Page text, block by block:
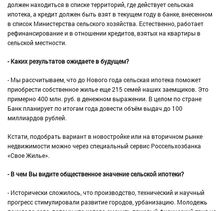
должен находиться в списке территорий, где действует сельская
ипотека, а кредит должен быть взят в текущем году в банке, внесенном
в список Министерства сельского хозяйства. Естественно, работает
рефинансирование и в отношении кредитов, взятых на квартиры в
сельской местности.
- Каких результатов ожидаете в будущем?
- Мы рассчитываем, что до Нового года сельская ипотека поможет
приобрести собственное жилье еще 215 семей наших заемщиков. Это
примерно 400 млн. руб. в денежном выражении. В целом по стране
Банк планирует по итогам года довести объём выдач до 100
миллиардов рублей.
Кстати, подобрать вариант в новостройке или на вторичном рынке
недвижимости можно через специальный сервис Россельхозбанка
«Свое Жилье».
- В чем Вы видите общественное значение сельской ипотеки?
- Исторически сложилось, что производство, технический и научный
прогресс стимулировали развитие городов, урбанизацию. Молодежь